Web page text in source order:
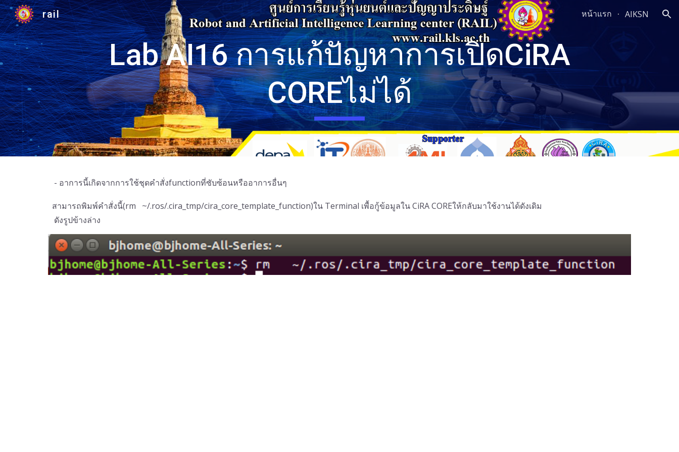
Skip to main content Skip to navigation
rail หน้าแรก AIKSN
Lab AI16 การแก้ปัญหาการเปิดCiRA
COREไม่ได้
- อาการนี้เกิดจากการใช้ชุดคำสั่งfunctionที่ซับซ้อนหรืออาการอื่นๆ
สามารถพิมพ์คำสั่งนี้(rm ~/.ros/.cira_tmp/cira_core_template_function)ใน Terminal เพื้อกู้ข้อมูลใน CiRA COREให้กลับมาใช้งานได้ดังเดิม
ดังรูปข้างล่าง